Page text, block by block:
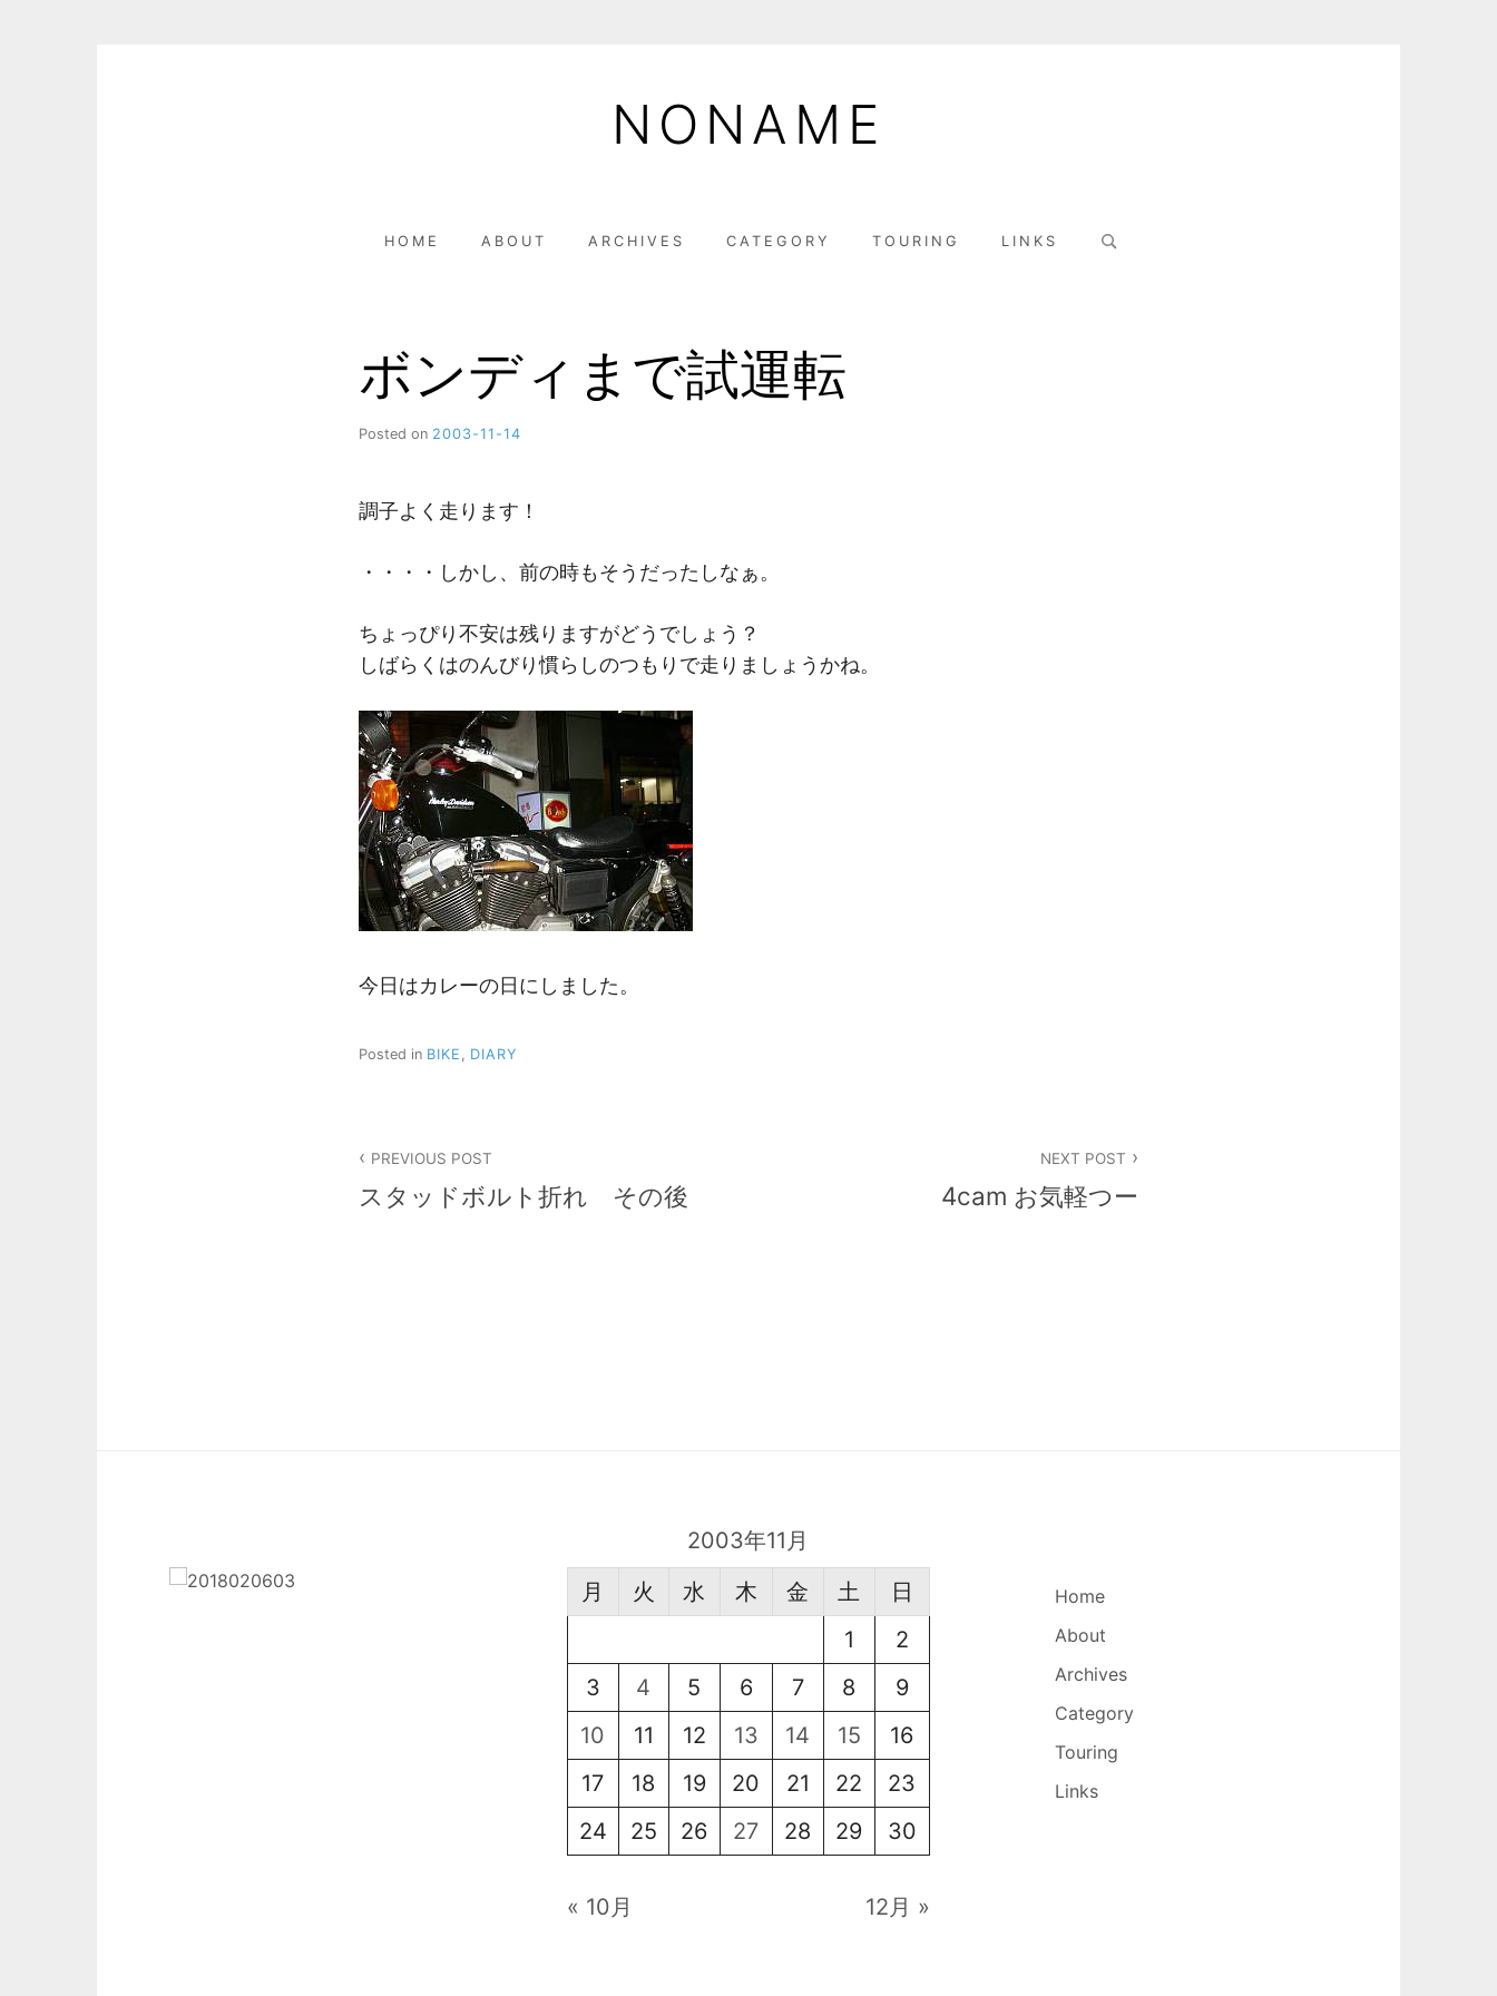
NONAME
HOME ABOUT ARCHIVES CATEGORY TOURING LINKS
Search
ボンディまで試運転
Posted on 2003-11-14
M
調子よく走ります！
・・・・しかし、前の時もそうだったしなぁ。
ちょっぴり不安は残りますがどうでしょう？
しばらくはのんびり慣らしのつもりで走りましょうかね。
今日はカレーの日にしました。
Posted in BIKE , DIARY
稿
PREVIOUS POST
スタッドボルト折れ その後
NEXT POST
4cam お気軽つー
2003年11月
月
火 水 木 金 土
日
1
2
3
4 5 6 7 8
9
10
11 12 13 14 15
16
17
18 19 20 21 22
23
24
25 26 27 28 29 30
« 10月 12月 »
Home
About
Archives
Category
Touring
Links